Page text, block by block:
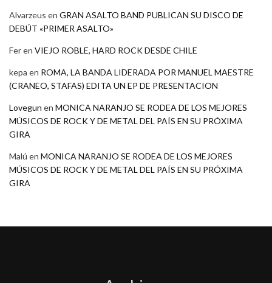
Alvarzeus en GRAN ASALTO BAND PUBLICAN SU DISCO DE
DEBÚT «PRIMER ASALTO»
Feren VIEJO ROBLE, HARD ROCK DESDE CHILE
kepa en ROMA, LA BANDA LIDERADA POR MANUEL MAESTRE
(CRANEO, STAFAS) EDITA UN EP DE PRESENTACION
Lovegun en MONICA NARANJO SE RODEA DE LOS MEJORES
MÚSICOS DE ROCK Y DE METAL DEL PAÍS EN SU PRÓXIMA
GIRA
Malú en MONICA NARANJO SE RODEA DE LOS MEJORES
MÚSICOS DE ROCK Y DE METAL DEL PAÍS EN SU PRÓXIMA
GIRA